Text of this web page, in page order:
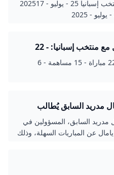
3 - سبتمبر - 2025لامين يامال منتخب إسبانيا 25 - يوليو - 202517
موقع 24 الرياضي لامين يامال مع منتخب إسبانيا: - 22
لامين يامال مع منتخب إسبانيا: - 22 مباراة - 15 مساهمة - 6
مدريد السابق يُطالب
برشلونة بإبعاد لامين يامال عن المباريات السهلة العربية
السابق، المسؤولين في
عن المباريات السهلة، وذلك